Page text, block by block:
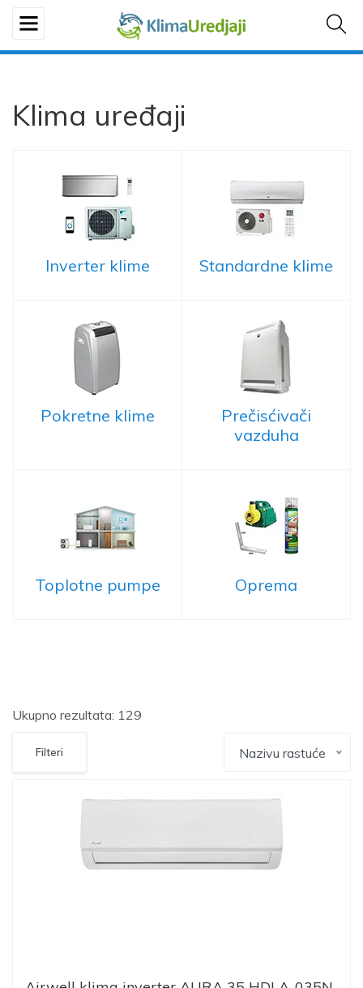
Klima uređaji
Inverter klime Standardne klime
Pokretne klime
Prečisćivači
vazduha
Toplotne pumpe Oprema
Ukupno rezultata: 129
Filteri Nazivu rastuće